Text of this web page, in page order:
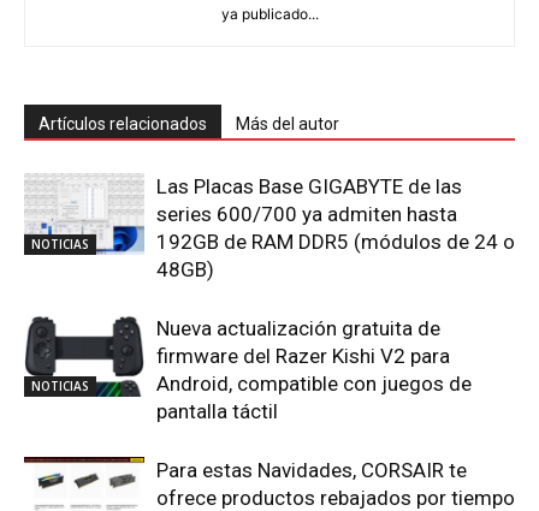
ya publicado...
Artículos relacionados Más del autor
NOTICIAS
Las Placas Base GIGABYTE de las
series 600/700 ya admiten hasta
192GB de RAM DDR5 (módulos de 24 o
48GB)
NOTICIAS
Nueva actualización gratuita de
firmware del Razer Kishi V2 para
Android, compatible con juegos de
pantalla táctil
Para estas Navidades, CORSAIR te
ofrece productos rebajados por tiempo